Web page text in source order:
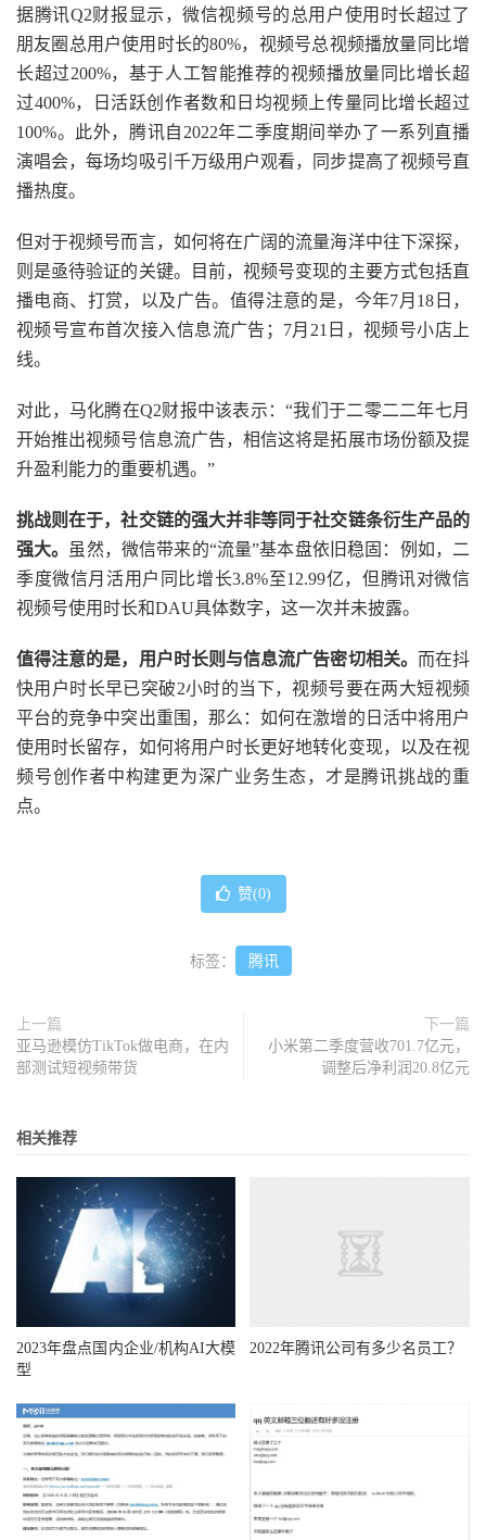
据腾讯Q2财报显示，微信视频号的总用户使用时长超过了
朋友圈总用户使用时长的80%，视频号总视频播放量同比增
长超过200%，基于人工智能推荐的视频播放量同比增长超
过400%，日活跃创作者数和日均视频上传量同比增长超过
100%。此外，腾讯自2022年二季度期间举办了一系列直播
演唱会，每场均吸引千万级用户观看，同步提高了视频号直
播热度。
但对于视频号而言，如何将在广阔的流量海洋中往下深探，
则是亟待验证的关键。目前，视频号变现的主要方式包括直
播电商、打赏，以及广告。值得注意的是，今年7月18日，
视频号宣布首次接入信息流广告；7月21日，视频号小店上
线。
对此，马化腾在Q2财报中该表示：“我们于二零二二年七月
开始推出视频号信息流广告，相信这将是拓展市场份额及提
升盈利能力的重要机遇。”
挑战则在于，社交链的强大并非等同于社交链条衍生产品的
强大。 虽然，微信带来的“流量”基本盘依旧稳固：例如，二
季度微信月活用户同比增长3.8%至12.99亿，但腾讯对微信
视频号使用时长和DAU具体数字，这一次并未披露。
值得注意的是，用户时长则与信息流广告密切相关。 而在抖
快用户时长早已突破2小时的当下，视频号要在两大短视频
平台的竞争中突出重围，那么：如何在激增的日活中将用户
使用时长留存，如何将用户时长更好地转化变现，以及在视
频号创作者中构建更为深广业务生态，才是腾讯挑战的重
点。
赞(0)
标签： 腾讯
上一篇
亚马逊模仿TikTok做电商，在内
部测试短视频带货
下一篇
小米第二季度营收701.7亿元，
调整后净利润20.8亿元
相关推荐
2023年盘点国内企业/机构AI大模
型
2022年腾讯公司有多少名员工？